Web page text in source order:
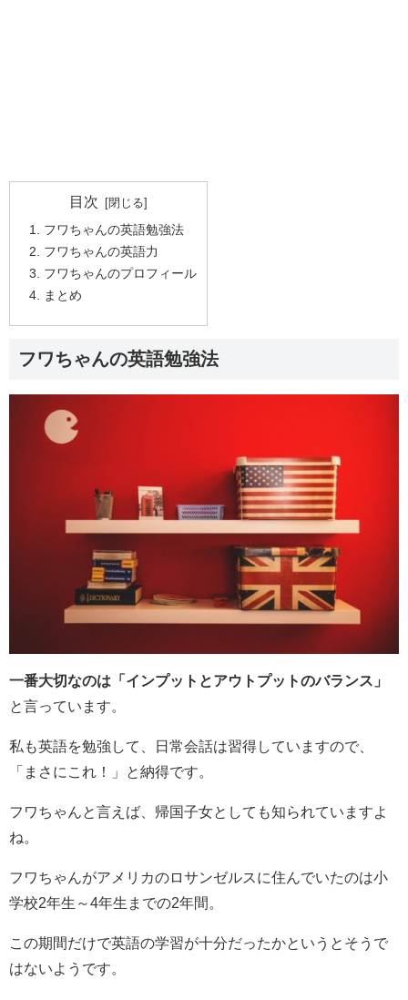
目次
フワちゃんの英語勉強法
フワちゃんの英語力
フワちゃんのプロフィール
まとめ
フワちゃんの英語勉強法
一番大切なのは「インプットとアウトプットのバランス」
と言っています。
私も英語を勉強して、日常会話は習得していますので、
「まさにこれ！」と納得です。
フワちゃんと言えば、帰国子女としても知られていますよ
ね。
フワちゃんがアメリカのロサンゼルスに住んでいたのは小
学校2年生～4年生までの2年間。
この期間だけで英語の学習が十分だったかというとそうで
はないようです。